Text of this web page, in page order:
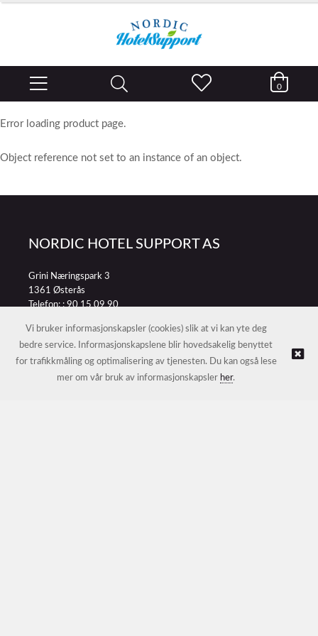
0
Error loading product page.
Object reference not set to an instance of an object.
NORDIC HOTEL SUPPORT AS
Grini Næringspark 3
1361 Østerås
Telefon: :90 15 09 90
© NORDIC HOTEL SUPPORT AS |Nettbutikk levert av Kréatif
Vi bruker informasjonskapsler (cookies) slik at vi kan yte deg
bedre service. Informasjonskapslene blir hovedsakelig benyttet
for trafikkmåling og optimalisering av tjenesten. Du kan også lese
mer om vår bruk av informasjonskapsler her.